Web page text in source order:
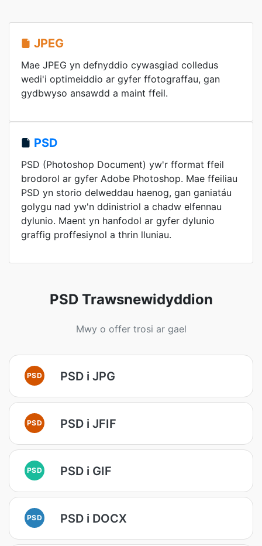
JPEG
Mae JPEG yn defnyddio cywasgiad colledus
wedi'i optimeiddio ar gyfer ffotograffau, gan
gydbwyso ansawdd a maint ffeil.
PSD
PSD (Photoshop Document) yw'r fformat ffeil
brodorol ar gyfer Adobe Photoshop. Mae ffeiliau
PSD yn storio delweddau haenog, gan ganiatáu
golygu nad yw'n ddinistriol a chadw elfennau
dylunio. Maent yn hanfodol ar gyfer dylunio
graffig proffesiynol a thrin lluniau.
PSD Trawsnewidyddion
Mwy o offer trosi ar gael
PSD PSD i JPG
PSD PSD i JFIF
PSD PSD i GIF
PSD PSD i DOCX